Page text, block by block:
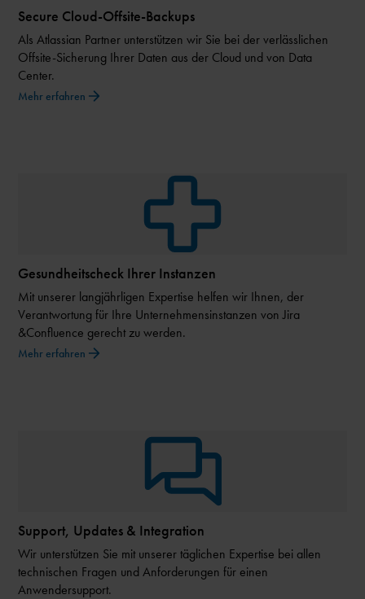
Secure Cloud-Offsite-Backups
Als Atlassian Partner unterstützen wir Sie bei der verlässlichen
Offsite-Sicherung Ihrer Daten aus der Cloud und von Data
Center.
Mehr erfahren
Gesundheitscheck Ihrer Instanzen
Mit unserer langjährligen Expertise helfen wir Ihnen, der
Verantwortung für Ihre Unternehmensinstanzen von Jira
&Confluence gerecht zu werden.
Mehr erfahren
Support, Updates & Integration
Wir unterstützen Sie mit unserer täglichen Expertise bei allen
technischen Fragen und Anforderungen für einen
Anwendersupport.